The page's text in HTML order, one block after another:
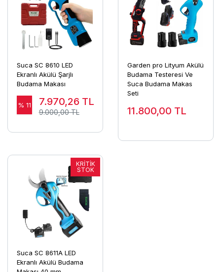
Suca SC 8610 LED
Ekranlı Akülü Şarjlı
Budama Makası
% 11 7.970,26 TL
9.000,00 TL
Garden pro Lityum Akülü
Budama Testeresi Ve
Suca Budama Makas
Seti
11.800,00 TL
Suca SC 8611A LED
Ekranlı Akülü Budama